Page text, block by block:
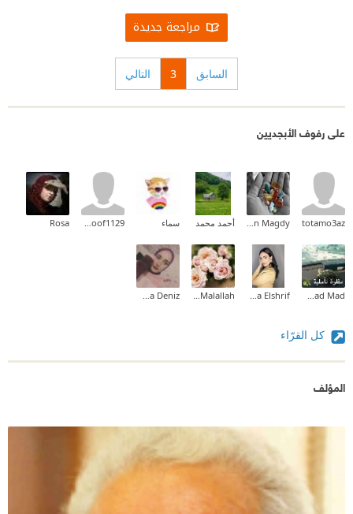
مراجعة جديدة
السابق 3 التالي
على رفوف الأبجديين
totamo3az
Yasmin Magdy أحمد محمد سماء hanoof1129
Rosa
Fatmad Mad
Walaa Elshrif
Mariam Malallah
Soma Deniz
كل القرّاء
المؤلف